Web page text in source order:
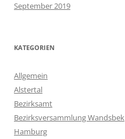
September 2019
KATEGORIEN
Allgemein
Alstertal
Bezirksamt
Bezirksversammlung Wandsbek
Hamburg